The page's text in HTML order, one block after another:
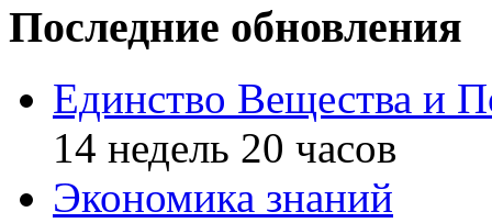
Последние обновления
Единство Вещества и
14 недель 20 часов
Экономика знаний